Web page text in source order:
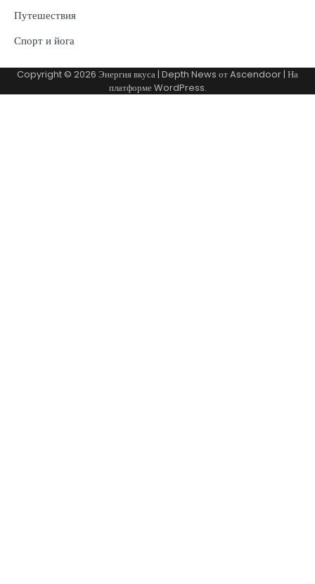
Путешествия
Спорт и йога
Copyright © 2026 Энергия вкуса| Depth News отAscendoor| На
платформеWordPress.